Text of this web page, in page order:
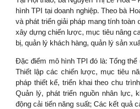
hình TPI tại doanh nghiệp. Theo bà
và phát triển giải pháp mang tính
xây dựng chiến lược, mục tiêu nâng
bị, quản lý khách hàng, quản lý sản
Đặc điểm mô hình TPI đó là: Tổng
Thiết lập các chiến lược, mục tiêu
pháp thiết kế, triển khai theo chu
Quản lý, phát triển nguồn nhân lực,
động cải tiến năng suất; Các kết quả